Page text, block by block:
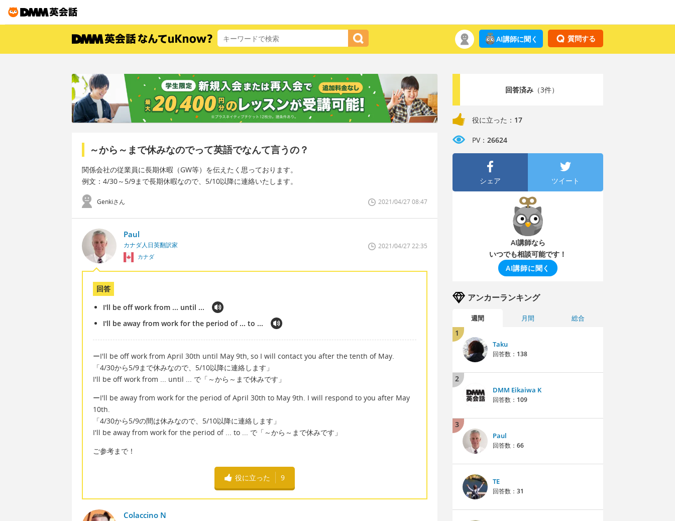
質問する
AI講師に聞く
～から～まで休みなのでって英語でなんて言うの？
関係会社の従業員に長期休暇（GW等）を伝えたく思っております。
例文：4/30～5/9まで長期休暇なので、5/10以降に連絡いたします。
Genkiさん 2021/04/27 08:47
Paul
カナダ人日英翻訳家
カナダ
2021/04/27 22:35
回答
I'll be off work from ... until ...
I'll be away from work for the period of ... to ...
ーI'll be off work from April 30th until May 9th, so I will contact you after the tenth of May.
「4/30から5/9まで休みなので、5/10以降に連絡します」
I'll be off work from ... until ... で「～から～まで休みです」
ーI'll be away from work for the period of April 30th to May 9th. I will respond to you after May
10th.
「4/30から5/9の間は休みなので、5/10以降に連絡します」
I'll be away from work for the period of ... to ... で「～から～まで休みです」
ご参考まで！
役に立った 9
Colaccino N
回答済み（3件）
役に立った： 17
PV： 26624
シェア ツイート
AI講師なら
いつでも相談可能です！
AI講師に聞く
アンカーランキング
週間 月間 総合
1
Taku
回答数： 138
2
DMM Eikaiwa K
回答数： 109
3
Paul
回答数： 66
TE
回答数： 31